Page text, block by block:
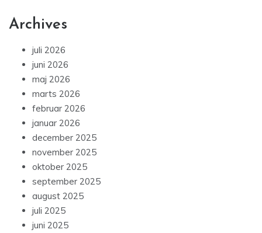
Archives
juli 2026
juni 2026
maj 2026
marts 2026
februar 2026
januar 2026
december 2025
november 2025
oktober 2025
september 2025
august 2025
juli 2025
juni 2025